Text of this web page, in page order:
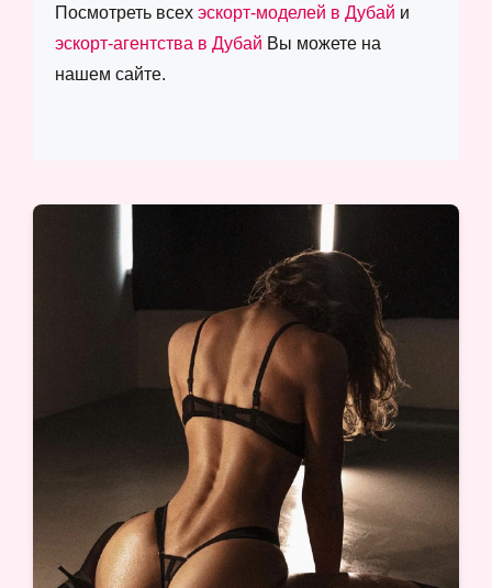
Посмотреть всех эскорт-моделей в Дубай и
эскорт-агентства в Дубай Вы можете на
нашем сайте.